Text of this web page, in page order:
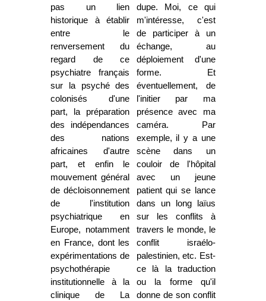
pas un lien
historique à établir
entre le
renversement du
regard de ce
psychiatre français
sur la psyché des
colonisés d'une
part, la préparation
des indépendances
des nations
africaines d'autre
part, et enfin le
mouvement général
de décloisonnement
de l'institution
psychiatrique en
Europe, notamment
en France, dont les
expérimentations de
psychothérapie
institutionnelle à la
clinique de La
dupe. Moi, ce qui
m'intéresse, c'est
de participer à un
échange, au
déploiement d'une
forme. Et
éventuellement, de
l'initier par ma
présence avec ma
caméra. Par
exemple, il y a une
scène dans un
couloir de l'hôpital
avec un jeune
patient qui se lance
dans un long laïus
sur les conflits à
travers le monde, le
conflit israélo-
palestinien, etc. Est-
ce là la traduction
ou la forme qu'il
donne de son conflit